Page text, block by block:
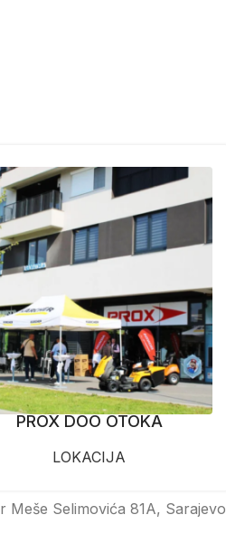
PROX DOO OTOKA
LOKACIJA
Meše Selimovića 81A, Sarajevo